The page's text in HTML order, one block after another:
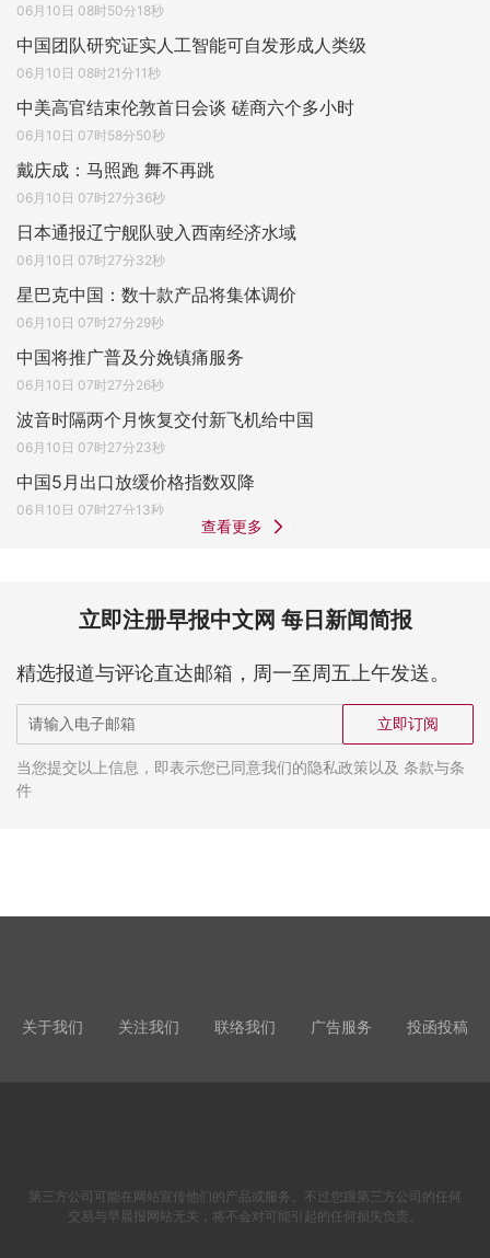
06月10日 08时50分18秒
中国团队研究证实人工智能可自发形成人类级
06月10日 08时21分11秒
中美高官结束伦敦首日会谈 磋商六个多小时
06月10日 07时58分50秒
戴庆成：马照跑 舞不再跳
06月10日 07时27分36秒
日本通报辽宁舰队驶入西南经济水域
06月10日 07时27分32秒
星巴克中国：数十款产品将集体调价
06月10日 07时27分29秒
中国将推广普及分娩镇痛服务
06月10日 07时27分26秒
波音时隔两个月恢复交付新飞机给中国
06月10日 07时27分23秒
中国5月出口放缓价格指数双降
06月10日 07时27分13秒
查看更多
立即注册早报中文网 每日新闻简报
精选报道与评论直达邮箱，周一至周五上午发送。
立即订阅
当您提交以上信息，即表示您已同意我们的隐私政策以及 条款与条
件
关于我们 关注我们 联络我们 广告服务 投函投稿
第三方公司可能在网站宣传他们的产品或服务。不过您跟第三方公司的任何
交易与早晨报网站无关，将不会对可能引起的任何损失负责。